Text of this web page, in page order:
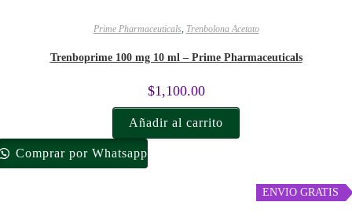
Prime Pharmaceuticals, Trenbolona Acetato
Trenboprime 100 mg 10 ml – Prime Pharmaceuticals
$1,100.00
Añadir al carrito
Comprar por Whatsapp
ENVIO GRATIS